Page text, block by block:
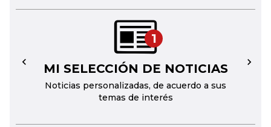
1
MI SELECCIÓN DE NOTICIAS
Noticias personalizadas, de acuerdo a sus
temas de interés
← →